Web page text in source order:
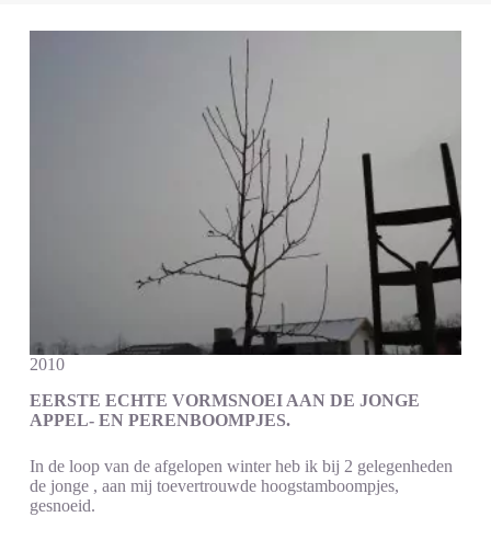
2010
EERSTE ECHTE VORMSNOEI AAN DE JONGE
APPEL- EN PERENBOOMPJES.
In de loop van de afgelopen winter heb ik bij 2 gelegenheden
de jonge , aan mij toevertrouwde hoogstamboompjes,
gesnoeid.